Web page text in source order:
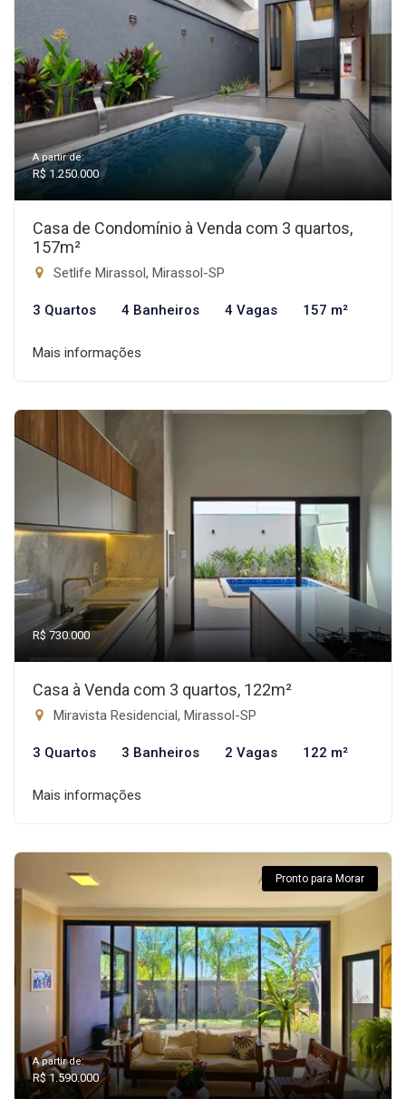
A partir de:
R$ 1.250.000
Casa de Condomínio à Venda com 3 quartos,
157m²
Setlife Mirassol, Mirassol-SP
3 Quartos 4 Banheiros 4 Vagas 157 m²
Mais informações
R$ 730.000
Casa à Venda com 3 quartos, 122m²
Miravista Residencial, Mirassol-SP
3 Quartos 3 Banheiros 2 Vagas 122 m²
Mais informações
Pronto para Morar
A partir de:
R$ 1.590.000